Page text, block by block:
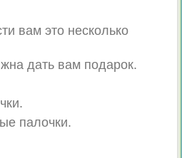
вам это несколько
дать вам подарок.
палочки.